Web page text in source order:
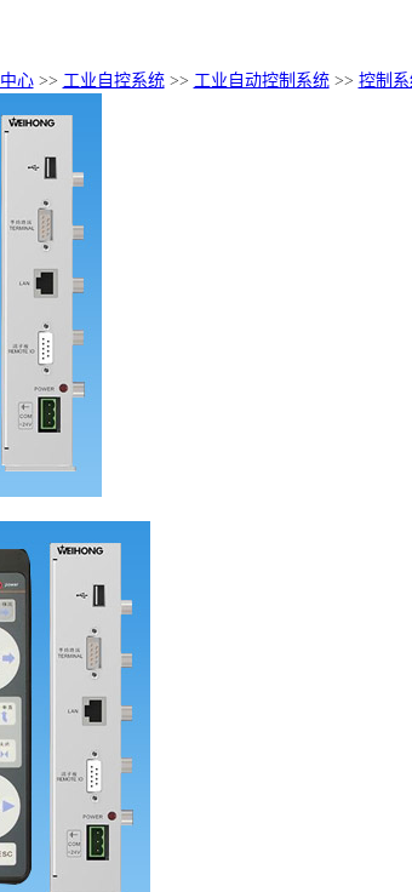
心>> 工业自控系统>> 工业自动控制系统>> 控制